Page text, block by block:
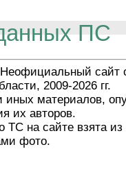
ПС
сайт
2009-2026 гг.
материалов,
их авторов.
на сайте взята из
фото.